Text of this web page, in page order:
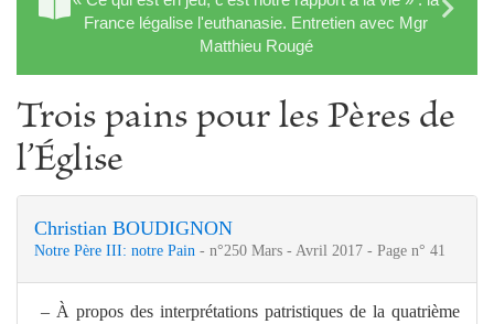
France légalise l'euthanasie. Entretien avec Mgr
Matthieu Rougé
Trois pains pour les Pères de
l’Église
Christian BOUDIGNON
Notre Père III: notre Pain - n°250 Mars - Avril 2017 - Page n° 41
– À propos des interprétations patristiques de la quatrième